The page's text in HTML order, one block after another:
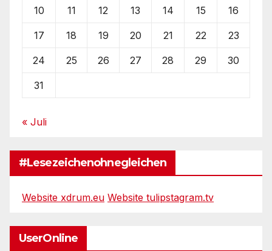
10 11 12 13 14 15 16
17 18 19 20 21 22 23
24 25 26 27 28 29 30
31
« Juli
#Lesezeichenohnegleichen
Website xdrum.eu Website tulipstagram.tv
UserOnline